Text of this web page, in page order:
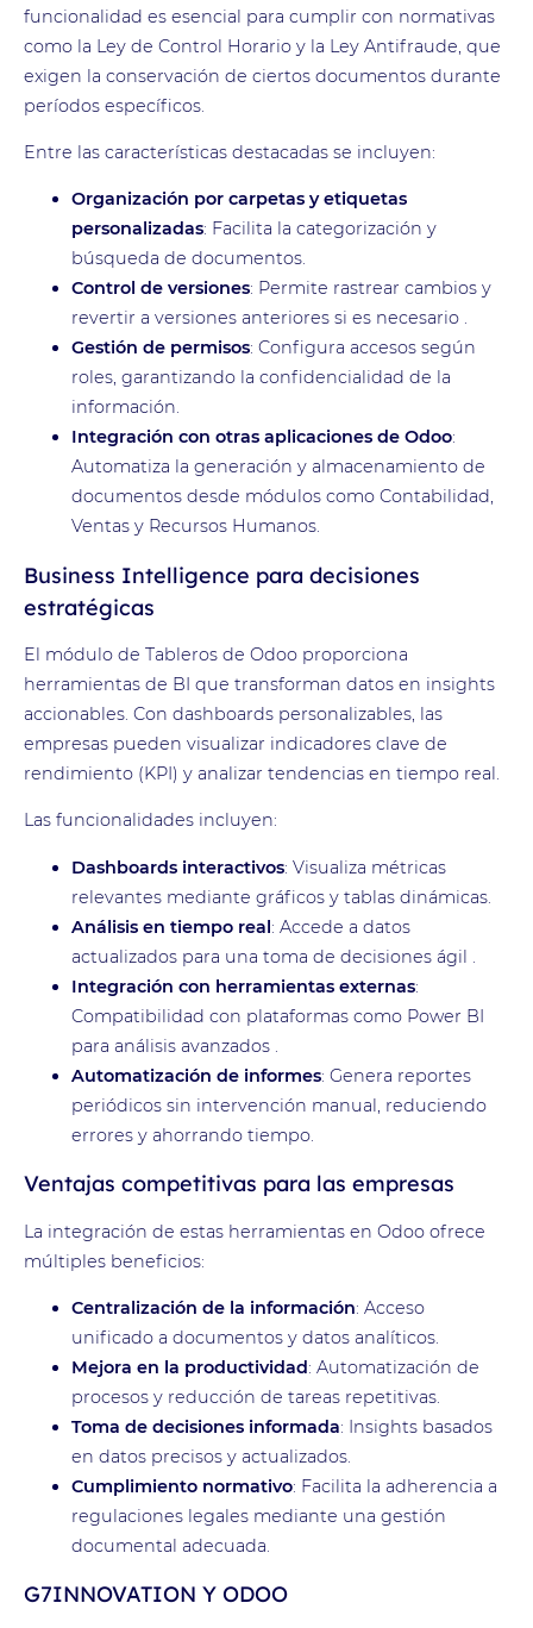
funcionalidad es esencial para cumplir con normativas
como la Ley de Control Horario y la Ley Antifraude, que
exigen la conservación de ciertos documentos durante
períodos específicos.
Entre las características destacadas se incluyen:
Organización por carpetas y etiquetas
personalizadas: Facilita la categorización y
búsqueda de documentos.
Control de versiones: Permite rastrear cambios y
revertir a versiones anteriores si es necesario .
Gestión de permisos: Configura accesos según
roles, garantizando la confidencialidad de la
información.
Integración con otras aplicaciones de Odoo:
Automatiza la generación y almacenamiento de
documentos desde módulos como Contabilidad,
Ventas y Recursos Humanos.
Business Intelligence para decisiones
estratégicas
El módulo de Tableros de Odoo proporciona
herramientas de BI que transforman datos en insights
accionables. Con dashboards personalizables, las
empresas pueden visualizar indicadores clave de
rendimiento (KPI) y analizar tendencias en tiempo real.
Las funcionalidades incluyen:
Dashboards interactivos: Visualiza métricas
relevantes mediante gráficos y tablas dinámicas.
Análisis en tiempo real: Accede a datos
actualizados para una toma de decisiones ágil .
Integración con herramientas externas:
Compatibilidad con plataformas como Power BI
para análisis avanzados .
Automatización de informes: Genera reportes
periódicos sin intervención manual, reduciendo
errores y ahorrando tiempo.
Ventajas competitivas para las empresas
La integración de estas herramientas en Odoo ofrece
múltiples beneficios:
Centralización de la información: Acceso
unificado a documentos y datos analíticos.
Mejora en la productividad: Automatización de
procesos y reducción de tareas repetitivas.
Toma de decisiones informada: Insights basados
en datos precisos y actualizados.
Cumplimiento normativo: Facilita la adherencia a
regulaciones legales mediante una gestión
documental adecuada.
G7INNOVATION Y ODOO